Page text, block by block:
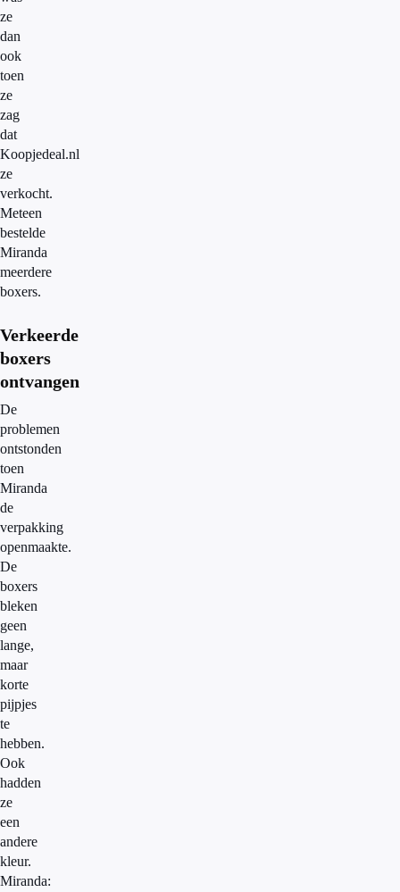
ze
dan
ook
toen
ze
zag
dat
Koopjedeal.nl
ze
verkocht.
Meteen
bestelde
Miranda
meerdere
boxers.
Verkeerde
boxers
ontvangen
De
problemen
ontstonden
toen
Miranda
de
verpakking
openmaakte.
De
boxers
bleken
geen
lange,
maar
korte
pijpjes
te
hebben.
Ook
hadden
ze
een
andere
kleur.
Miranda: